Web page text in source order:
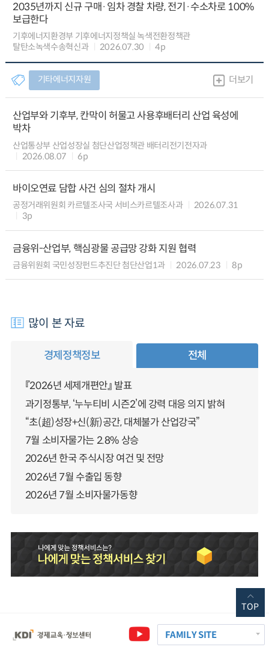
2035년까지 신규 구매·임차 경찰 차량, 전기·수소차로 100%
보급한다
기후에너지환경부 기후에너지정책실 녹색전환정책관
탈탄소녹색수송혁신과
2026.07.30 4p
기타에너지자원 더보기
산업부와 기후부, 칸막이 허물고 사용후배터리 산업 육성에
박차
산업통상부 산업성장실 첨단산업정책관 배터리전기전자과
2026.08.07
6p
바이오연료 담합 사건 심의 절차 개시
공정거래위원회 카르텔조사국 서비스카르텔조사과
2026.07.31
3p
금융위-산업부, 핵심광물 공급망 강화 지원 협력
금융위원회 국민성장펀드추진단 첨단산업1과 2026.07.23 8p
많이 본 자료
경제정책정보 전체
『2026년 세제개편안』 발표
과기정통부, ‘누누티비 시즌2’에 강력 대응 의지 밝혀
“초(超)성장+신(新)공간, 대체불가 산업강국”
7월 소비자물가는 2.8% 상승
2026년 한국 주식시장 여건 및 전망
2026년 7월 수출입 동향
2026년 7월 소비자물가동향
FAMILY SITE
TOP